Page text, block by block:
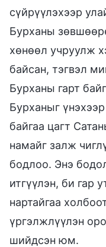
сүйрүүлэхээр
Бурханы
хөнөөл учруулж
байсан, тэгвэл
Бурханы гарт
Бурханыг
байгаа цагт
намайг залж
бодлоо. Энэ
итгүүлэн, би гар
нартайгаа
үргэлжлүүлэн
шийдсэн юм.